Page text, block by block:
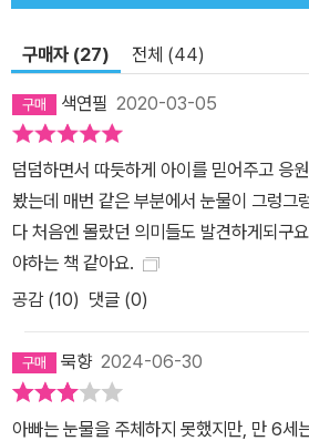
구매자 (27) 전체 (44)
색연필 2020-03-05
덤덤하면서 따듯하게 아이를 믿어주고 응
봤는데 매번 같은 부분에서 눈물이 그렁그
다 처음엔 몰랐던 의미들도 발견하게되구
야하는 책 같아요.
공감 (10) 댓글 (0)
묵향2024-06-30
아빠는 눈물을 주체하지 못했지만, 만 6세